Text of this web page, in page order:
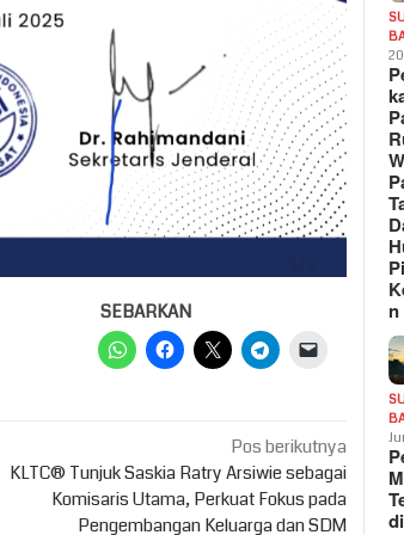
SEBARKAN
Pos berikutnya
KLTC® Tunjuk Saskia Ratry Arsiwie sebagai
Komisaris Utama, Perkuat Fokus pada
Pengembangan Keluarga dan SDM
n